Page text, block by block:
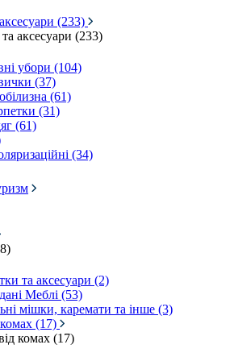
(233)
та аксесуари (233)
убори (104)
(37)
(61)
(31)
(61)
(34)
та аксесуари (2)
Меблі (53)
мішки, каремати та інше (3)
(17)
комах (17)